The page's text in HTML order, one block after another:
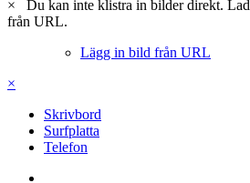
×
Du kan inte klistra in bilder direkt.
från URL.
Lägg in bild från URL
×
Skrivbord
Surfplatta
Telefon